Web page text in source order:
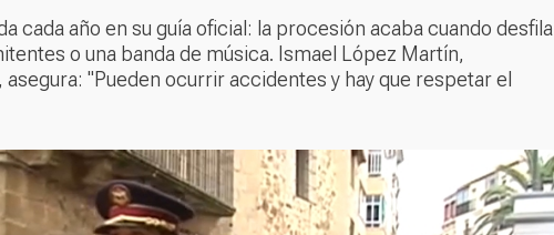
cada año en su guía oficial: la procesión acaba cuando desfila
o una banda de música. Ismael López Martín,
"Pueden ocurrir accidentes y hay que respetar el